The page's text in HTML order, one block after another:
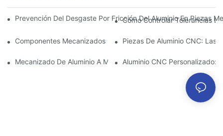
Prevención Del Desgaste Por Fricción Del Aluminio En Piezas
Cómo Controlar Tolerancias
Componentes Mecanizados De Aluminio: Personalización Para
Piezas De Aluminio CNC: Las
Mecanizado De Aluminio A Medida: Explorando Las Últimas
Aluminio CNC Personalizado: